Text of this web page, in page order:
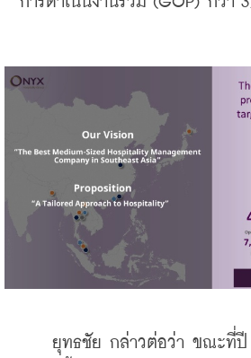
ยุทธชัย กล่าวต่อว่า ขณะที่ปี